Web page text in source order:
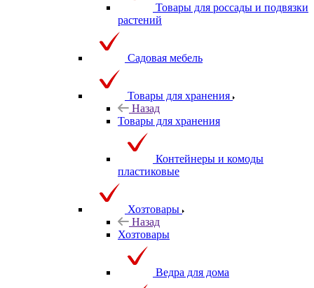
Товары для россады и подвязки
растений
Садовая мебель
Товары для хранения
Назад
Товары для хранения
Контейнеры и комоды
пластиковые
Хозтовары
Назад
Хозтовары
Ведра для дома